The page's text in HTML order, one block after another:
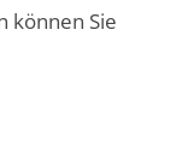
können Sie